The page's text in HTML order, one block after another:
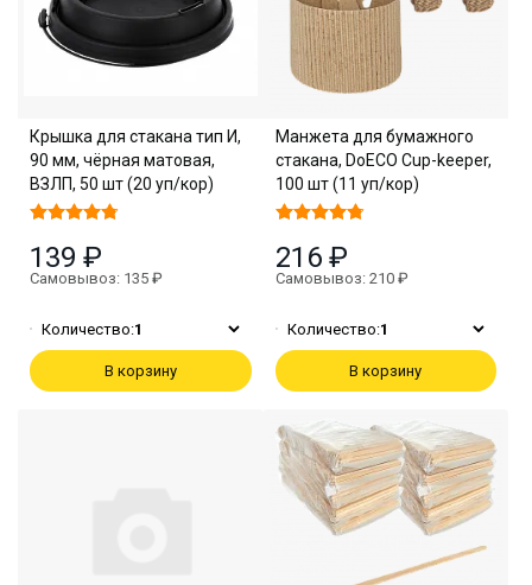
Крышка для стакана тип И,
90 мм, чёрная матовая,
ВЗЛП, 50 шт (20 уп/кор)
139 ₽
Самовывоз: 135 ₽
Количество:1
В корзину
Манжета для бумажного
стакана, DoECO Cup-keeper,
100 шт (11 уп/кор)
216 ₽
Самовывоз: 210 ₽
Количество:1
В корзину